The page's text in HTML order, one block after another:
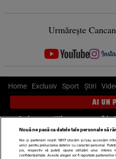
Urmărește
Home Exclusiv Sport Știri
AI UN
Scrie-ne pe Whatsapp, sună la
Știri interne Știri
Nouă ne pasă ca datele tale personale să
Noi și partenerii noștri 1017stocăm și/sau accesăm
unici pentru prelucrarea datelor cu caracter personal.
jos, respectiv vă puteți opune utilizării unui
confidențialitate. Aceste alegeri vor fi raportate partenerilor